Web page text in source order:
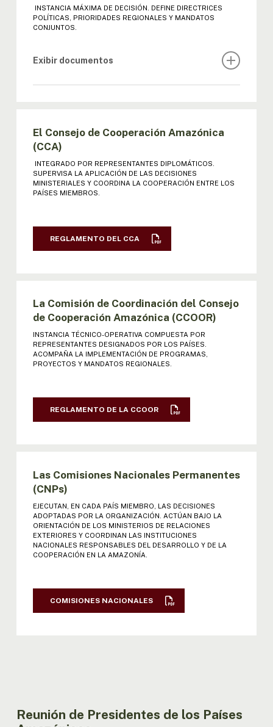
INSTANCIA MÁXIMA DE DECISIÓN. DEFINE DIRECTRICES
POLÍTICAS, PRIORIDADES REGIONALES Y MANDATOS
CONJUNTOS.
Exibir documentos
I REUNIÓN MINISTROS
II REUNIÓN MINISTROS: ACTA |
DECLARACIÓN
DECLARACIÓN
V REUNIÓN MINISTROS: ACTA |
DECLARACIÓN | RESOL
VI REUNIÓN MINISTROS: ACTA |
DECLARACIÓN | RESOL
DECLARACIÓN | RESOL
IX REUNIÓN MINISTROS: ACTA | DECL. |
RESOL
X REUNIÓN MINISTROS: ACTA | DECL. |
RESOL
XI REUNIÓN MINISTROS: ACTA | DECL. |
XII REUNIÓN MINISTROS: ACTA | DECL.
El Consejo de Cooperación Amazónica
(CCA)
INTEGRADO POR REPRESENTANTES DIPLOMÁTICOS.
SUPERVISA LA APLICACIÓN DE LAS DECISIONES
MINISTERIALES Y COORDINA LA COOPERACIÓN ENTRE LOS
PAÍSES MIEMBROS.
REGLAMENTO DEL CCA
La Comisión de Coordinación del Consejo
de Cooperación Amazónica (CCOOR)
INSTANCIA TÉCNICO-OPERATIVA COMPUESTA POR
REPRESENTANTES DESIGNADOS POR LOS PAÍSES.
ACOMPAÑA LA IMPLEMENTACIÓN DE PROGRAMAS,
PROYECTOS Y MANDATOS REGIONALES.
REGLAMENTO DE LA CCOOR
Las Comisiones Nacionales Permanentes
(CNPs)
EJECUTAN, EN CADA PAÍS MIEMBRO, LAS DECISIONES
ADOPTADAS POR LA ORGANIZACIÓN. ACTÚAN BAJO LA
ORIENTACIÓN DE LOS MINISTERIOS DE RELACIONES
EXTERIORES Y COORDINAN LAS INSTITUCIONES
NACIONALES RESPONSABLES DEL DESARROLLO Y DE LA
COOPERACIÓN EN LA AMAZONÍA.
COMISIONES NACIONALES
Reunión de Presidentes de los Países